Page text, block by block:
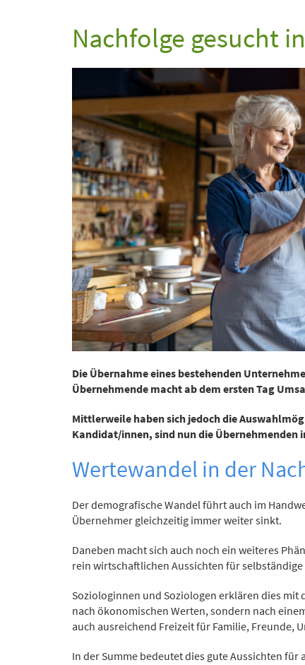
Nachfolge gesucht
Die Übernahme eines bestehenden
Übernehmende macht ab dem ersten Tag
Mittlerweile haben sich jedoch die
Kandidat/innen, sind nun die Übernehmenden
Wertewandel in der
Der demografische Wandel führt auch im
Übernehmer gleichzeitig immer weiter sinkt.
Daneben macht sich auch noch ein weiteres
rein wirtschaftlichen Aussichten für
Soziologinnen und Soziologen erklären dies mit
nach ökonomischen Werten, sondern nach
auch ausreichend Freizeit für Familie, Freunde,
In der Summe bedeutet dies gute Aussichten